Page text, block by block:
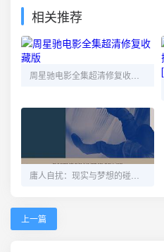
相关推荐
上一篇